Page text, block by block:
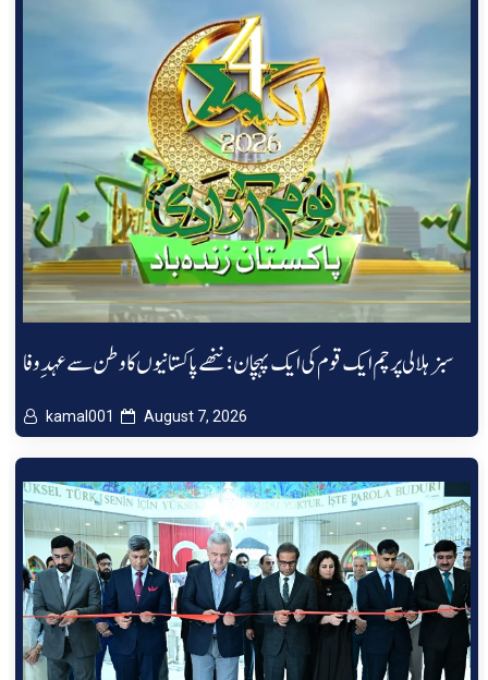
سبز ہلالی پرچم ایک قوم کی ایک پہچان؛ ننھے پاکستانیوں کا وطن سے عہدِ وفا
kamal001 August 7, 2026